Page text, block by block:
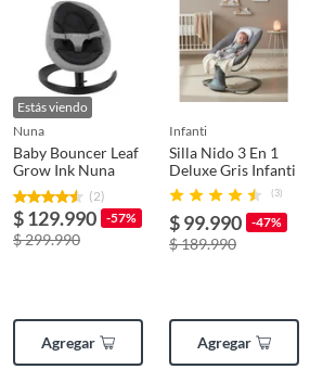
Estás viendo
nuna
Baby Bouncer Leaf
Grow Ink Nuna
(2)
$ 129.990 -57%
$ 299.990
Agregar
infanti
Silla Nido 3 En 1
Deluxe Gris Infanti
(3)
$ 99.990 -47%
$ 189.990
Agregar